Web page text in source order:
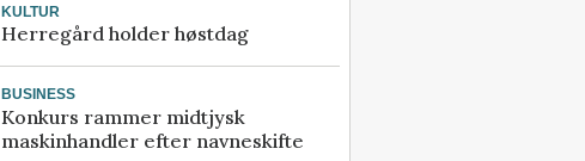
KULTUR
Herregård holder høstdag
BUSINESS
Konkurs rammer midtjysk
maskinhandler efter navneskifte